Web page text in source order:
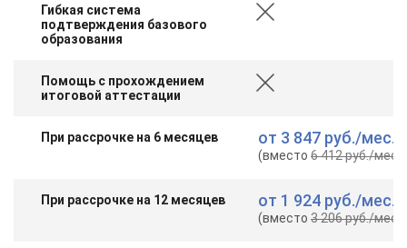
Гибкая система
подтверждения базового
образования
Помощь с прохождением
итоговой аттестации
При рассрочке на 6 месяцев от 3 847 руб./мес.
(вместо6 412 руб./мес.
При рассрочке на 12 месяцев от 1 924 руб./мес.
(вместо3 206 руб./мес.